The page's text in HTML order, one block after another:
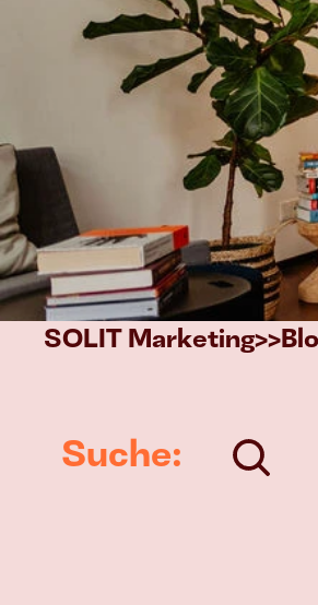
SOLIT Marketing>>
Suche: